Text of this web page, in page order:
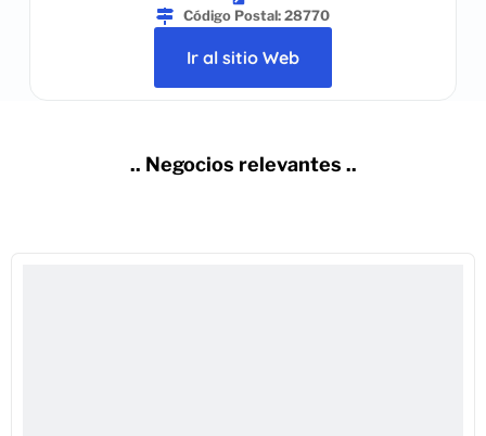
Código Postal: 28770
Ir al sitio Web
.. Negocios relevantes ..